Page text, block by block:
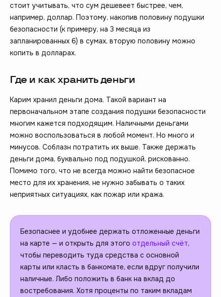
стоит учитывать, что сум дешевеет быстрее, чем,
например, доллар. Поэтому, накопив половину подушки
безопасности (к примеру, на 3 месяца из
запланированных 6) в сумах, вторую половину можно
копить в долларах.
Где и как хранить деньги
Карим хранил деньги дома. Такой вариант на
первоначальном этапе создания подушки безопасности
многим кажется подходящим. Наличными деньгами
можно воспользоваться в любой момент. Но много и
минусов. Соблазн потратить их выше. Также держать
деньги дома, буквально под подушкой, рискованно.
Помимо того, что не всегда можно найти безопасное
место для их хранения, не нужно забывать о таких
неприятных ситуациях, как пожар или кража.
Безопаснее и удобнее держать отложенные деньги
на карте — и открыть для этого отдельный счёт,
чтобы переводить туда средства с основной
карты или класть в банкомате, если вдруг получили
наличные. Либо положить в банк на вклад до
востребования. Хотя проценты по таким вкладам